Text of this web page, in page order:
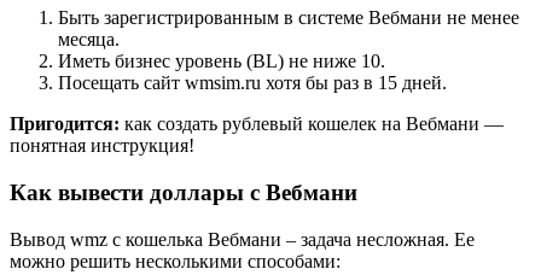
Быть зарегистрированным в системе Вебмани не менее
месяца.
Иметь бизнес уровень (BL) не ниже 10.
Посещать сайт wmsim.ru хотя бы раз в 15 дней.
Пригодится: как создать рублевый кошелек на Вебмани —
понятная инструкция!
Как вывести доллары с Вебмани
Вывод wmz с кошелька Вебмани – задача несложная. Ее
можно решить несколькими способами: